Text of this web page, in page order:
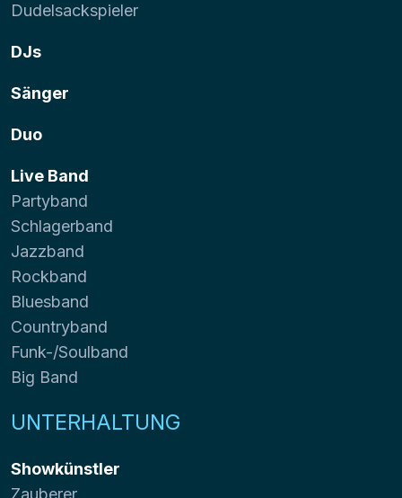
Dudelsackspieler
DJs
Sänger
Duo
Live Band
Partyband
Schlagerband
Jazzband
Rockband
Bluesband
Countryband
Funk-/Soulband
Big Band
UNTERHALTUNG
Showkünstler
Zauberer